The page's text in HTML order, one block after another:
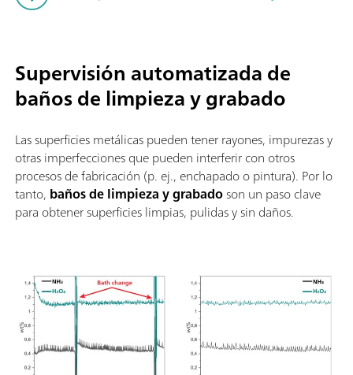
Supervisión automatizada de
baños de limpieza y grabado
Las superficies metálicas pueden tener rayones, impurezas y
otras imperfecciones que pueden interferir con otros
procesos de fabricación (p. ej., enchapado o pintura). Por lo
tanto, baños de limpieza y grabadoson un paso clave
para obtener superficies limpias, pulidas y sin daños.